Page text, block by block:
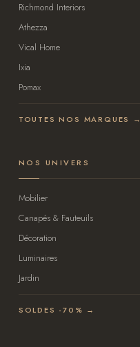
Richmond Interiors
Athezza
Vical Home
Ixia
Pomax
TOUTES NOS MARQUES →
NOS UNIVERS
Mobilier
Canapés & Fauteuils
Décoration
Luminaires
Jardin
SOLDES -70% →